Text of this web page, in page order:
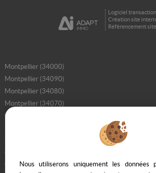
Logiciel transaction
Création site
Référencement
Montpellier (34000)
Montpellier (34090)
Montpellier (34080)
Montpellier (34070)
Grabels (34790)
Saint Georges D'orques (34680)
Cazilhac (34190)
Castelnau Le Lez (34170)
Nous utiliserons uniquement les données